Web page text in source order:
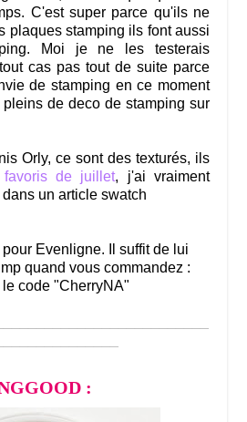
C'est super parce qu'ils ne
plaques stamping ils font aussi
Moi je ne les testerais
cas pas tout de suite parce
de stamping en ce moment
de deco de stamping sur
Orly, ce sont des texturés, ils
favoris de juillet, j'ai vraiment
un article swatch
Evenligne. Il suffit de lui
quand vous commandez :
code "CherryNA"
: